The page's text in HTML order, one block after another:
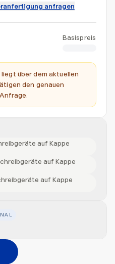
anfragen
Basispreis
über dem aktuellen
den genauen
auf Kappe
auf Kappe
auf Kappe